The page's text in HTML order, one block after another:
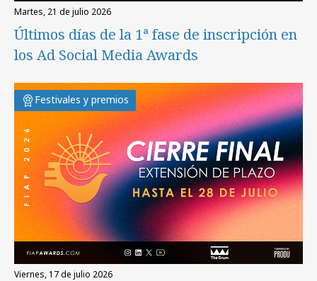
martes, 21 de julio 2026
Últimos días de la 1ª fase de inscripción en
los Ad Social Media Awards
Festivales y premios
viernes, 17 de julio 2026